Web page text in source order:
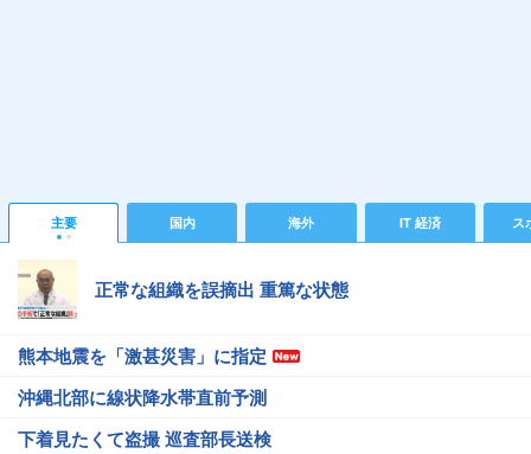
主要 国内 海外 IT 経済 ス
正常な組織を誤摘出 重篤な状態
熊本地震を「激甚災害」に指定
沖縄北部に線状降水帯直前予測
下着見たくて盗撮 巡査部長送検